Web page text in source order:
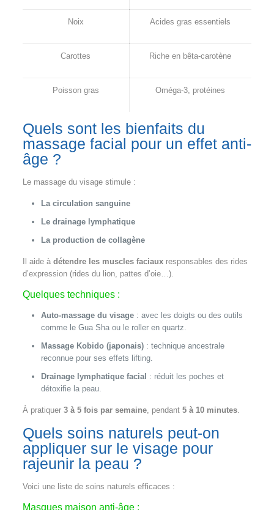
Noix Acides gras essentiels
Carottes Riche en bêta-carotène
Poisson gras Oméga-3, protéines
Quels sont les bienfaits du
massage facial pour un effet anti-
âge ?
Le massage du visage stimule :
La circulation sanguine
Le drainage lymphatique
La production de collagène
Il aide à détendre les muscles faciauxresponsables des rides
d’expression (rides du lion, pattes d’oie…).
Quelques techniques :
Auto-massage du visage: avec les doigts ou des outils
comme le Gua Sha ou le roller en quartz.
Massage Kobido (japonais): technique ancestrale
reconnue pour ses effets lifting.
Drainage lymphatique facial : réduit les poches et
détoxifie la peau.
À pratiquer 3 à 5 fois par semaine, pendant 5 à 10 minutes.
Quels soins naturels peut-on
appliquer sur le visage pour
rajeunir la peau ?
Voici une liste de soins naturels efficaces :
Masques maison anti-âge :